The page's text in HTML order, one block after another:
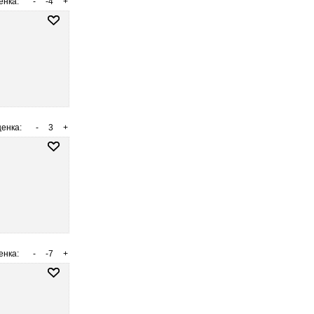
+
3
-
+
-7
-